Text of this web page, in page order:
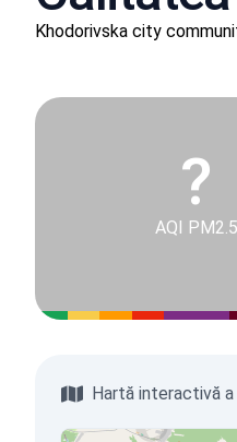
Khodorivska city
?
AQI PM2.5
Hartă interactivă